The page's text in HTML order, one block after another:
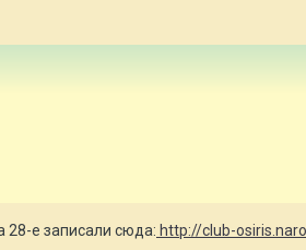
28-е записали сюда: http://club-